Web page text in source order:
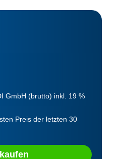
GmbH (brutto) inkl. 19 %
Preis der letzten 30